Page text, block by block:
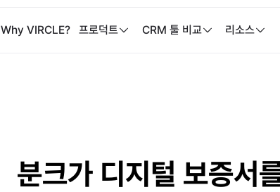
Why VIRCLE? 프로덕트 CRM 툴 비교 리소스
분크가 디지털 보증서